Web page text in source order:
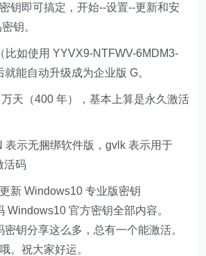
钥即可搞定，开始--设置--更新和安
钥。
比如使用 YYVX9-NTFWV-6MDM3-
能自动升级成为企业版 G。
天（400 年），基本上算是永久激活
表示无捆绑软件版，gvlk 表示用于
活码
新 Windows10 专业版密钥
Windows10 官方密钥全部内容。
钥分享这么多，总有一个能激活。
。祝大家好运。